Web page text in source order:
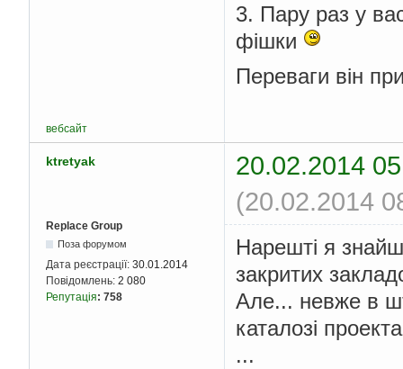
3. Пару раз у
фішки
Переваги він
вебсайт
ktretyak
20.02.2014
(20.02.2014
Replace Group
Поза форумом
Дата реєстрації: 30.01.2014
Повідомлень: 2 080
Репутація: 758
Нарешті я
закритих
Але... невже в
каталозі
...